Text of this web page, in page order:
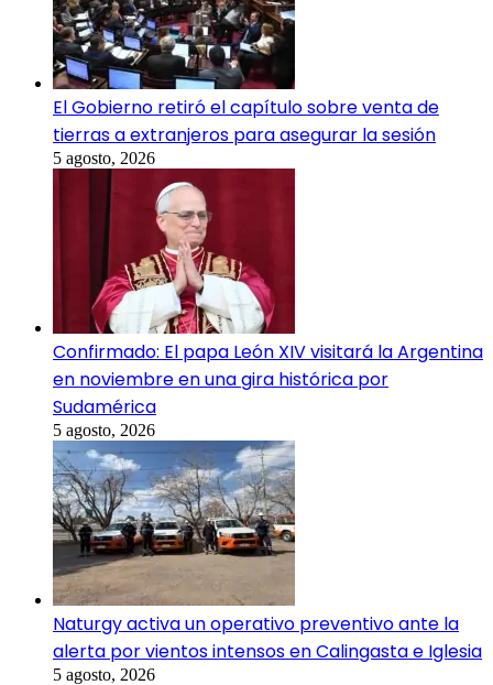
El Gobierno retiró el capítulo sobre venta de
tierras a extranjeros para asegurar la sesión
5 agosto, 2026
Confirmado: El papa León XIV visitará la Argentina
en noviembre en una gira histórica por
Sudamérica
5 agosto, 2026
Naturgy activa un operativo preventivo ante la
alerta por vientos intensos en Calingasta e Iglesia
5 agosto, 2026